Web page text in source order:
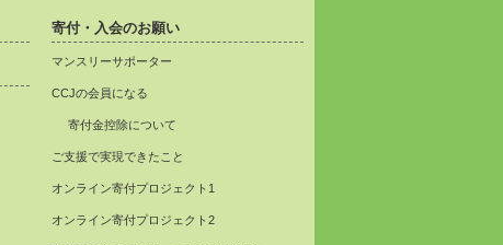
寄付・入会のお願い
マンスリーサポーター
CCJの会員になる
寄付金控除について
ご支援で実現できたこと
オンライン寄付プロジェクト1
オンライン寄付プロジェクト2